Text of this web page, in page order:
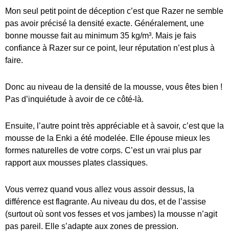
Mon seul petit point de déception c’est que Razer ne semble
pas avoir précisé la densité exacte. Généralement, une
bonne mousse fait au minimum 35 kg/m³. Mais je fais
confiance à Razer sur ce point, leur réputation n’est plus à
faire.
Donc au niveau de la densité de la mousse, vous êtes bien !
Pas d’inquiétude à avoir de ce côté-là.
Ensuite, l’autre point très appréciable et à savoir, c’est que la
mousse de la Enki a été modelée. Elle épouse mieux les
formes naturelles de votre corps. C’est un vrai plus par
rapport aux mousses plates classiques.
Vous verrez quand vous allez vous assoir dessus, la
différence est flagrante. Au niveau du dos, et de l’assise
(surtout où sont vos fesses et vos jambes) la mousse n’agit
pas pareil. Elle s’adapte aux zones de pression.